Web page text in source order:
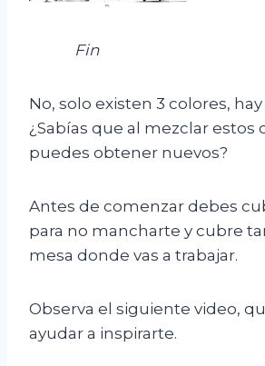
Fin
No, solo existen 3 colores,
¿Sabías que al mezclar estos
puedes obtener nuevos?
Antes de comenzar debes
para no mancharte y cubre
mesa donde vas a trabajar.
Observa el siguiente video,
ayudar a inspirarte.